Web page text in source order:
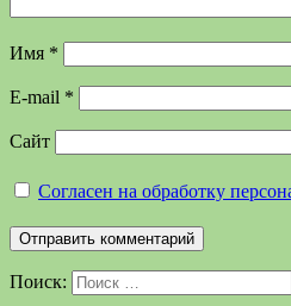
Имя *
E-mail *
Сайт
Согласен на обработку
Поиск: